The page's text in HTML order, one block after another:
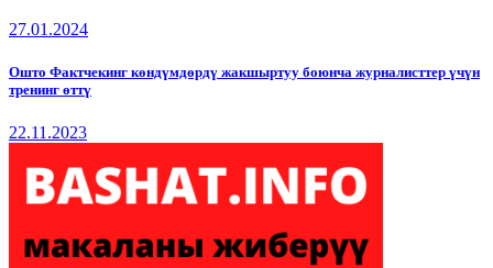
27.01.2024
Ошто Фактчекинг көндүмдөрдү жакшыртуу боюнча журналисттер үчүн
тренинг өттү
22.11.2023